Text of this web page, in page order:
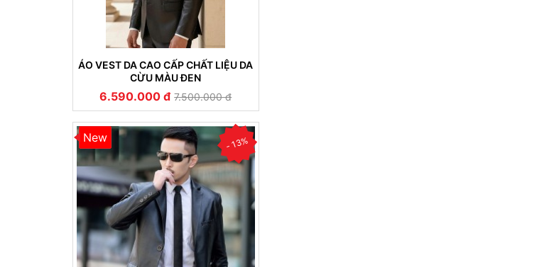
ÁO VEST DA CAO CẤP CHẤT LIỆU DA
CỪU MÀU ĐEN
6.590.000 đ 7.500.000 đ
New - 13%